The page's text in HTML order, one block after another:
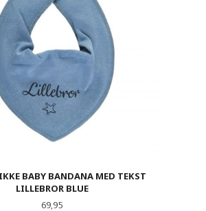
BABY BANDANA MED TEKST
LILLEBROR BLUE
Pris
69,95